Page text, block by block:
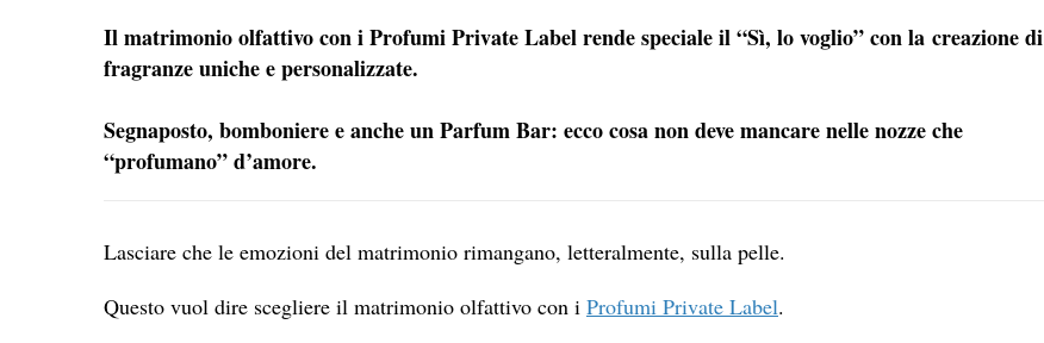
Il matrimonio olfattivo con i Profumi Private Label rende speciale il “Sì, lo voglio” con la creazione di
fragranze uniche e personalizzate.
Segnaposto, bomboniere e anche un Parfum Bar: ecco cosa non deve mancare nelle nozze che
“profumano” d’amore.
Lasciare che le emozioni del matrimonio rimangano, letteralmente, sulla pelle.
Questo vuol dire scegliere il matrimonio olfattivo con i Profumi Private Label.